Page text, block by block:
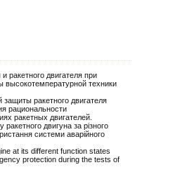
ракетного двигателя при
техники
ракетного двигателя
рациональности
ракетных двигателей.
двигуна за різного
системи аварійного
at its different function states
protection during the tests of